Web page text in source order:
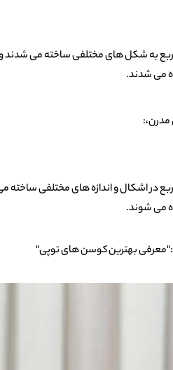
به شکل های مختلفی ساخته می شدند و
می شدند.
مدرن،:
در اشکال و اندازه های مختلفی ساخته
می شوند.
"معرفی بهترین کوسن های توپی"